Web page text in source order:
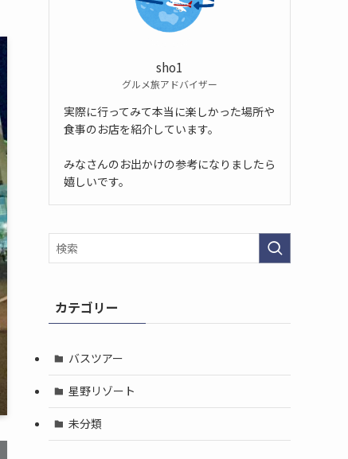
sho1
グルメ旅アドバイザー
実際に行ってみて本当に楽しかった場所や
食事のお店を紹介しています。
みなさんのお出かけの参考になりましたら
嬉しいです。
カテゴリー
バスツアー
星野リゾート
未分類